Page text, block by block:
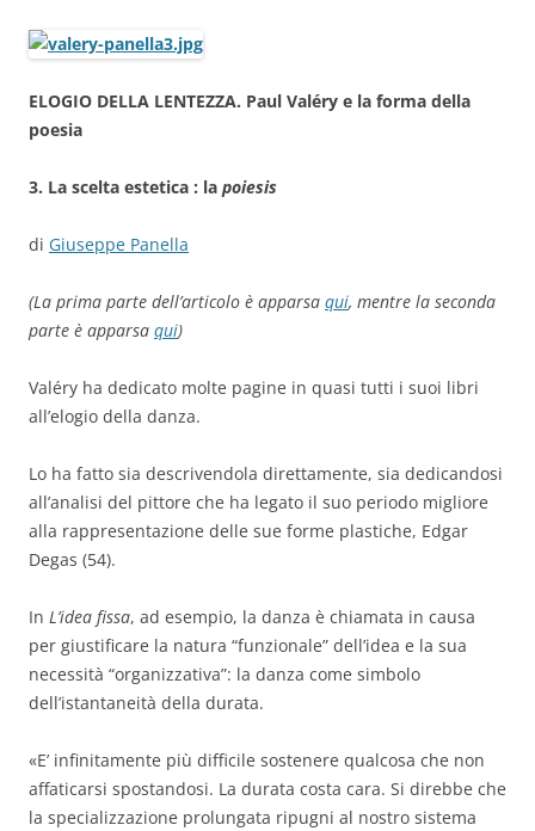
ELOGIO DELLA LENTEZZA. Paul Valéry e la forma della
poesia
3. La scelta estetica : la poiesis
di Giuseppe Panella
(La prima parte dell’articolo è apparsa qui, mentre la seconda
parte è apparsa qui)
Valéry ha dedicato molte pagine in quasi tutti i suoi libri
all’elogio della danza.
Lo ha fatto sia descrivendola direttamente, sia dedicandosi
all’analisi del pittore che ha legato il suo periodo migliore
alla rappresentazione delle sue forme plastiche, Edgar
Degas (54).
In L’idea fissa, ad esempio, la danza è chiamata in causa
per giustificare la natura “funzionale” dell’idea e la sua
necessità “organizzativa”: la danza come simbolo
dell’istantaneità della durata.
«E’ infinitamente più difficile sostenere qualcosa che non
affaticarsi spostandosi. La durata costa cara. Si direbbe che
la specializzazione prolungata ripugni al nostro sistema